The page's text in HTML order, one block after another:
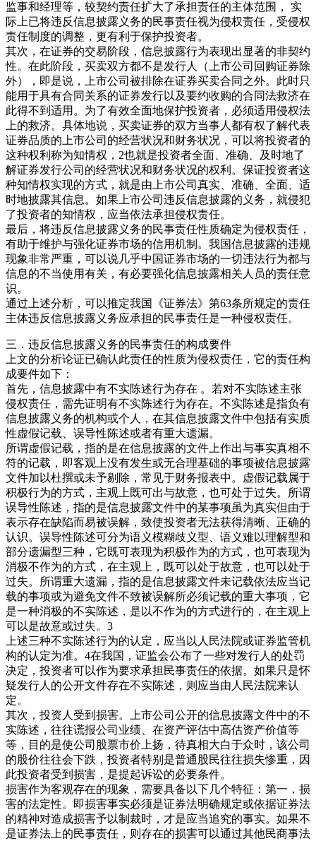
监事和经理等，较契约责任扩大了承担责任的主体范围， 实
际上已将违反信息披露义务的民事责任视为侵权责任，受侵权
责任制度的调整，更有利于保护投资者。
其次，在证券的交易阶段，信息披露行为表现出显著的非契约
性。在此阶段，买卖双方都不是发行人（上市公司回购证券除
外），即是说，上市公司被排除在证券买卖合同之外。此时只
能用于具有合同关系的证券发行以及要约收购的合同法救济在
此得不到适用。为了有效全面地保护投资者，必须适用侵权法
上的救济。具体地说，买卖证券的双方当事人都有权了解代表
证券品质的上市公司的经营状况和财务状况，可以将投资者的
这种权利称为知情权，2也就是投资者全面、准确、及时地了
解证券发行公司的经营状况和财务状况的权利。保证投资者这
种知情权实现的方式，就是由上市公司真实、准确、全面、适
时地披露其信息。如果上市公司违反信息披露的义务，就侵犯
了投资者的知情权，应当依法承担侵权责任。
最后，将违反信息披露义务的民事责任性质确定为侵权责任，
有助于维护与强化证券市场的信用机制。我国信息披露的违规
现象非常严重，可以说几乎中国证券市场的一切违法行为都与
信息的不当使用有关，有必要强化信息披露相关人员的责任意
识。
通过上述分析，可以推定我国《证券法》第63条所规定的责任
主体违反信息披露义务应承担的民事责任是一种侵权责任。
三．违反信息披露义务的民事责任的构成要件
上文的分析论证已确认此责任的性质为侵权责任，它的责任构
成要件如下：
首先，信息披露中有不实陈述行为存在 。若对不实陈述主张
侵权责任，需先证明有不实陈述行为存在。不实陈述是指负有
信息披露义务的机构或个人，在其信息披露文件中包括有实质
性虚假记载、误导性陈述或者有重大遗漏。
所谓虚假记载，指的是在信息披露的文件上作出与事实真相不
符的记载，即客观上没有发生或无合理基础的事项被信息披露
文件加以杜撰或未予剔除，常见于财务报表中。虚假记载属于
积极行为的方式，主观上既可出与故意，也可处于过失。所谓
误导性陈述，指的是信息披露文件中的某事项虽为真实但由于
表示存在缺陷而易被误解，致使投资者无法获得清晰、正确的
认识。误导性陈述可分为语义模糊歧义型、语义难以理解型和
部分遗漏型三种，它既可表现为积极作为的方式，也可表现为
消极不作为的方式，在主观上，既可以处于故意，也可以处于
过失。所谓重大遗漏，指的是信息披露文件未记载依法应当记
载的事项或为避免文件不致被误解所必须记载的重大事项，它
是一种消极的不实陈述，是以不作为的方式进行的，在主观上
可以是故意或过失。3
上述三种不实陈述行为的认定，应当以人民法院或证券监管机
构的认定为准。4在我国，证监会公布了一些对发行人的处罚
决定，投资者可以作为要求承担民事责任的依据。如果只是怀
疑发行人的公开文件存在不实陈述，则应当由人民法院来认
定。
其次，投资人受到损害。上市公司公开的信息披露文件中的不
实陈述，往往谎报公司业绩、在资产评估中高估资产价值等
等，目的是使公司股票市价上扬，待真相大白于众时，该公司
的股价往往会下跌，投资者特别是普通股民往往损失惨重，因
此投资者受到损害，是提起诉讼的必要条件。
损害作为客观存在的现象，需要具备以下几个特征：第一，损
害的法定性。即损害事实必须是证券法明确规定或依据证券法
的精神对造成损害予以制裁时，才是应当追究的事实。如果不
是证券法上的民事责任，则存在的损害可以通过其他民商事法